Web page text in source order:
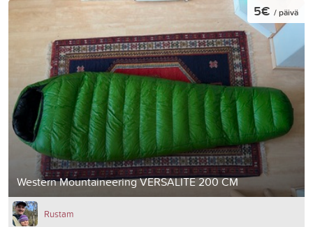
Western Mountaineering VERSALITE 200 CM
5€ / päivä
Rustam